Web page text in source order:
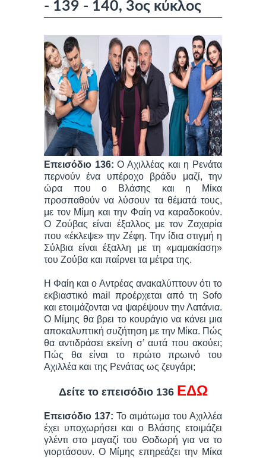
- 139 - 140, 3ος κύκλος
Επεισόδιο 136:Ο Αχιλλέας και η Ρενάτα
περνούν ένα υπέροχο βράδυ μαζί, την
ώρα που ο Βλάσης και η Μίκα
προσπαθούν να λύσουν τα θέματά τους,
με τον Μίμη και την Φαίη να καραδοκούν.
Ο Ζούβας είναι έξαλλος με τον Ζαχαρία
που «έκλεψε» την Ζέφη. Την ίδια στιγμή η
Σύλβια είναι έξαλλη με τη «μαμακίαση»
του Ζούβα και παίρνει τα μέτρα της.
Η Φαίη και ο Αντρέας ανακαλύπτουν ότι το
εκβιαστικό mail προέρχεται από τη Sofo
και ετοιμάζονται να ψαρέψουν την Λατάνια.
Ο Μίμης θα βρει το κουράγιο να κάνει μια
αποκαλυπτική συζήτηση με την Μίκα. Πώς
θα αντιδράσει εκείνη σ’ αυτά που ακούει;
Πώς θα είναι το πρώτο πρωινό του
Αχιλλέα και της Ρενάτας ως ζευγάρι;
Δείτε το επεισόδιο 136 ΕΔΩ
Επεισόδιο 137: Το αιμάτωμα του Αχιλλέα
έχει υποχωρήσει και ο Βλάσης ετοιμάζει
γλέντι στο μαγαζί του Θοδωρή για να το
γιορτάσουν. Ο Μίμης επηρεάζει την Μίκα